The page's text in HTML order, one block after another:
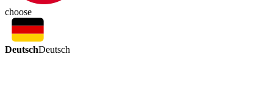
choose
DeutschDeutsch